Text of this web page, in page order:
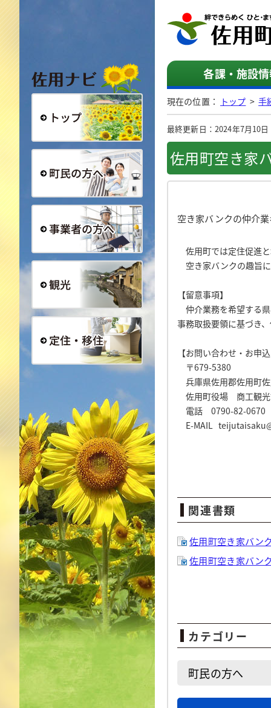
総合トップ
事業者の方へ
定住・移住
各課・施設
現在の位置： トップ >手
最終更新日：2024年7月10
佐用町空き家
空き家バンクの仲介
佐用町では定住促進
空き家バンクの趣旨
【留意事項】
仲介業務を希望する
事務取扱要領に基づき
【お問い合わせ・お申
〒679-5380
兵庫県佐用郡佐用町
佐用町役場 商工観
電話 0790-82-0670
E-MAIL
関連書類
佐用町空き家バン
佐用町空き家バン
カテゴリー
町民の方へ